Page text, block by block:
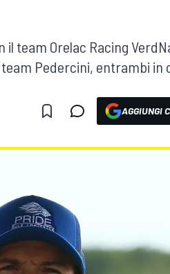
team Orelac Racing
Pedercini, entrambi in
AGGIUNGI